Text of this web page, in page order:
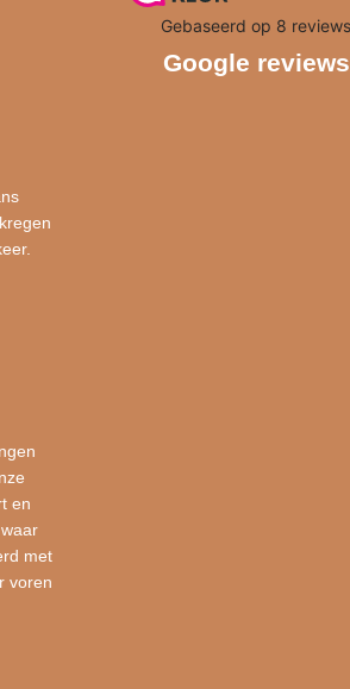
Google reviews
en
met
voren